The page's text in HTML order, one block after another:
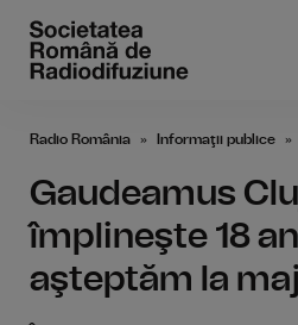
Radio România Informaţii publice
Gaudeamus
împlineşte 18
aşteptăm la